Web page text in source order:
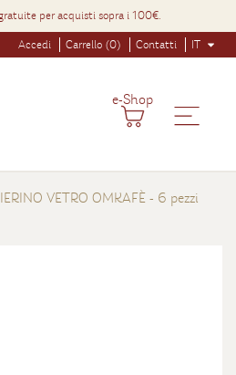
per acquisti sopra i 100€.
Accedi
Carrello (0) Contatti IT
e-Shop
VETRO OMKAFÈ - 6 pezzi